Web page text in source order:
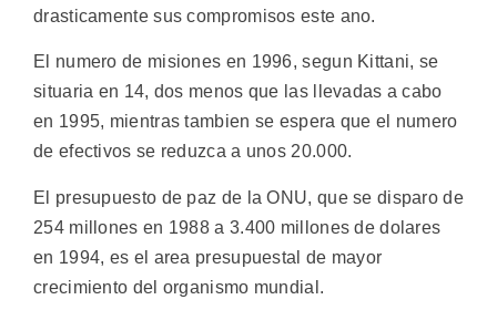
drasticamente sus compromisos este ano.
El numero de misiones en 1996, segun Kittani, se
situaria en 14, dos menos que las llevadas a cabo
en 1995, mientras tambien se espera que el numero
de efectivos se reduzca a unos 20.000.
El presupuesto de paz de la ONU, que se disparo de
254 millones en 1988 a 3.400 millones de dolares
en 1994, es el area presupuestal de mayor
crecimiento del organismo mundial.